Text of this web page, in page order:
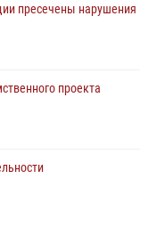
отмечает
пресечены нарушения
проекта